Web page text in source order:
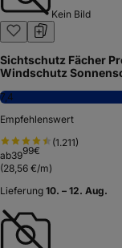
Kein Bild
Sichtschutz Fächer
Windschutz
7,4
Empfehlenswert
(1.211)
ab3999€
(28,56 €/m)
Lieferung 10. – 12. Aug.